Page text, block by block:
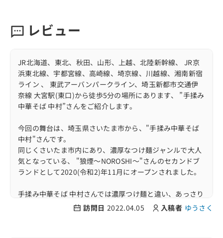
レビュー
JR北海道、東北、秋田、山形、上越、北陸新幹線、 JR京
浜東北線、宇都宮線、高崎線、埼京線、川越線、湘南新宿
ライン 、 東武アーバンパークライン、埼玉新都市交通伊
奈線 大宮駅(東口)から徒歩5分の場所にあります、 ”手揉み
中華そば 中村”さんをご紹介します。
今回の舞台は、埼玉県さいたま市から、"手揉み中華そば
中村"さんです。
同じくさいたま市内にあり、濃厚なつけ麺ジャンルで大人
気となっている、 "狼煙〜NOROSHI〜"さんのセカンドブ
ランドとして2020(令和2)年11月にオープンされました。
手揉み中華そば 中村さんでは濃厚つけ麺と違い、あっさり
系の醤油or塩を看板メニューとして 人気、注目を集めてい
訪問日 2022.04.05 入稿者 ゆうさく